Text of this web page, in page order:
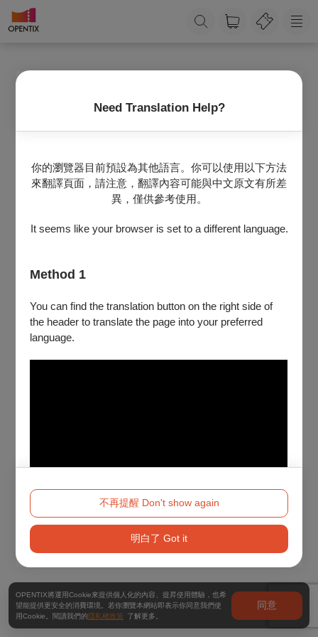
Need Translation Help?
你的瀏覽器目前預設為其他語言。你可以使用以下方法
來翻譯頁面，請注意，翻譯內容可能與中文原文有所差
異，僅供參考使用。
It seems like your browser is set to a different language.
Method 1
You can find the translation button on the right side of
the header to translate the page into your preferred
language.
Method 2
不再提醒 Don't show again
明白了 Got it
忘記密碼？
OPENTIX將運用Cookie來提供個人化的內容、提昇使用體驗，也希
望能提供更安全的消費環境。若你瀏覽本網站即表示你同意我們使
用Cookie。閱讀我們的隱私權政策 了解更多。
同意